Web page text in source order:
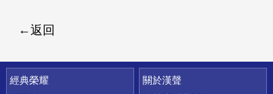
返回
快速連結
經典榮耀
關於漢聲